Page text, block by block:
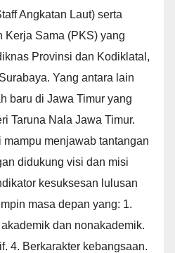
Angkatan Laut) serta
Kerja Sama (PKS) yang
Provinsi dan Kodiklatal,
Yang antara lain
baru di Jawa Timur yang
Taruna Nala Jawa Timur.
menjawab tantangan
didukung visi dan misi
kesuksesan lulusan
masa depan yang: 1.
dan nonakademik.
4. Berkarakter kebangsaan.